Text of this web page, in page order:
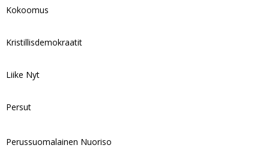
Kokoomus
Kristillisdemokraatit
Liike Nyt
Persut
Perussuomalainen Nuoriso